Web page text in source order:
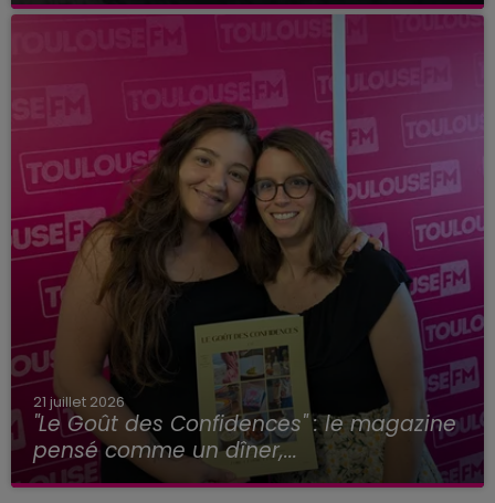
21 juillet 2026
"Le Goût des Confidences" : le magazine
pensé comme un dîner,...